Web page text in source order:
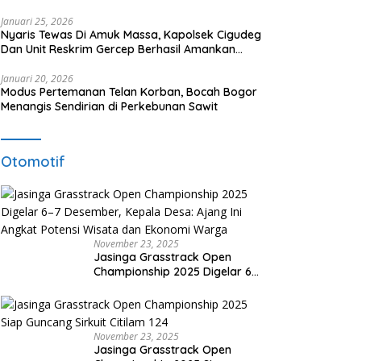
Januari 25, 2026
Nyaris Tewas Di Amuk Massa, Kapolsek Cigudeg
Dan Unit Reskrim Gercep Berhasil Amankan
Januari 20, 2026
Modus Pertemanan Telan Korban, Bocah Bogor
Menangis Sendirian di Perkebunan Sawit
Otomotif
November 23, 2025
Jasinga Grasstrack Open
Championship 2025 Digelar 6–
Ajang Ini Angkat Potensi Wisata
dan Ekonomi Warga
November 23, 2025
Jasinga Grasstrack Open